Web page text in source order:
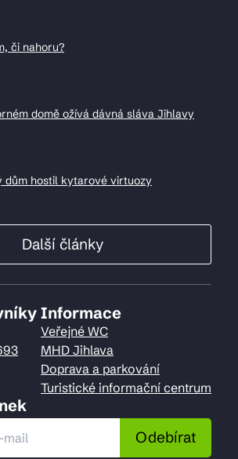
či nahoru?
domě ožívá dávná sláva Jihlavy
dům hostil kytarové virtuozy
Další články
Informace
Veřejné WC
MHD Jihlava
Doprava a parkování
Turistické informační centrum
Odebírat